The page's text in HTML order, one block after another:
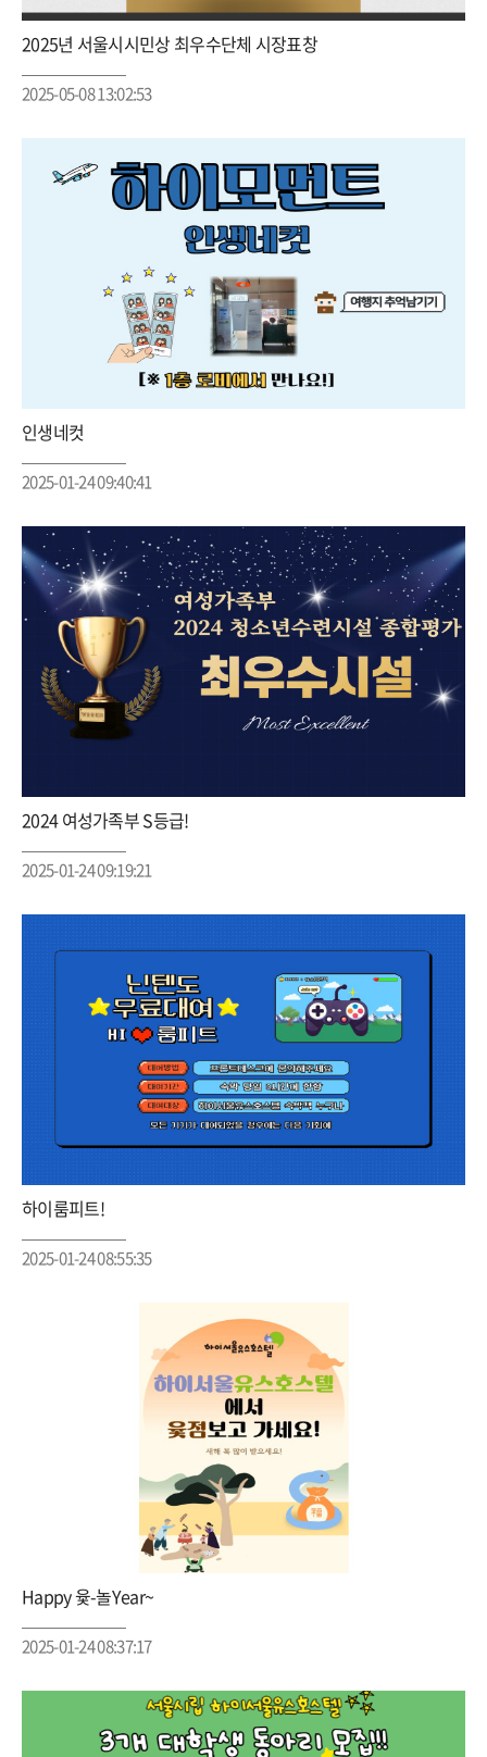
2025년 서울시시민상 최우수단체 시장표창
2025-05-08 13:02:53
인생네컷
2025-01-24 09:40:41
2024 여성가족부 S등급!
2025-01-24 09:19:21
하이룸피트!
2025-01-24 08:55:35
Happy 윷-놀Year~
2025-01-24 08:37:17